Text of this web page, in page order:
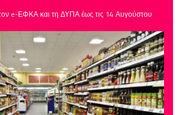
e-ΕΦΚΑ και τη ΔΥΠΑ έως τις 14 Αυγούστου